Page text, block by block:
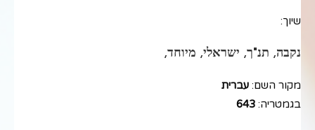
שיוך:
נקבה, תנ"ך, ישראלי, מיוחד,
מקור השם: עברית
בגמטריה: 643